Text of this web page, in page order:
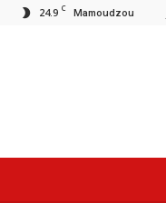
24.9 C Mamoudzou